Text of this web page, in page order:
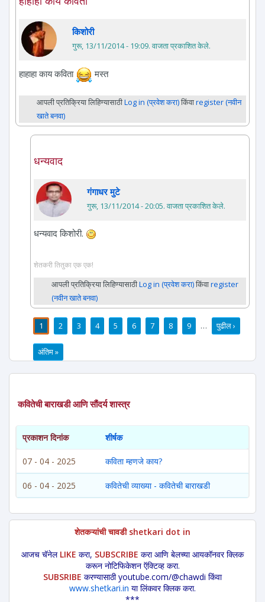
किशोरी
गुरू, 13/11/2014 - 19:09. वाजता प्रकाशित केले.
हाहाहा काय कविता मस्त
आपली प्रतिक्रिया लिहिण्यासाठीLog in (प्रवेश करा)किंवाregister (नवीन
खाते बनवा)
धन्यवाद
गंगाधर मुटे
गुरू, 13/11/2014 - 20:05. वाजता प्रकाशित केले.
धन्यवाद किशोरी.
शेतकरी तितुका एक एक!
आपली प्रतिक्रिया लिहिण्यासाठीLog in (प्रवेश करा)किंवाregister
(नवीन खाते बनवा)
पाने 1 2 3 4 5 6 7 8 9 … पुढील ›
अंतिम »
कवितेची बाराखडी आणि सौंदर्य शास्त्र
प्रकाशन दिनांक शीर्षक
07 - 04 - 2025 कविता म्हणजे काय?
06 - 04 - 2025 कवितेची व्याख्या - कवितेची बाराखडी
शेतकऱ्यांची चावडी shetkari dot in
आजच चॅनेल LIKE करा, SUBSCRIBE करा आणि बेलच्या आयकॉनवर क्लिक
करून नोटिफिकेशन ऍक्टिव्ह करा.
SUBSRIBE करण्यासाठी youtube.com/@chawdi किंवा
www.shetkari.in या लिंकवर क्लिक करा.
***